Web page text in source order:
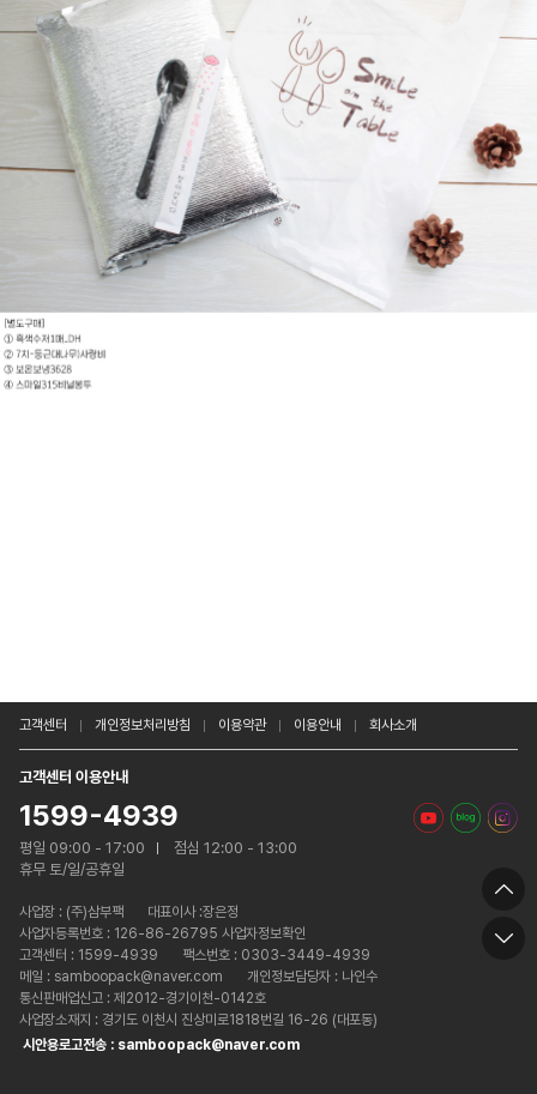
고객센터 개인정보처리방침 이용약관 이용안내 회사소개
고객센터 이용안내
1599-4939
평일 09:00 - 17:00
점심 12:00 - 13:00
휴무 토/일/공휴일
사업장 : (주)삼부팩
대표이사 :장은정
사업자등록번호 : 126-86-26795 사업자정보확인
고객센터 : 1599-4939
팩스번호 : 0303-3449-4939
메일 : samboopack@naver.com
개인정보담당자 : 나인수
통신판매업신고 : 제2012-경기이천-0142호
사업장소재지 : 경기도 이천시 진상미로1818번길 16-26 (대포동)
시안용로고전송 : samboopack@naver.com